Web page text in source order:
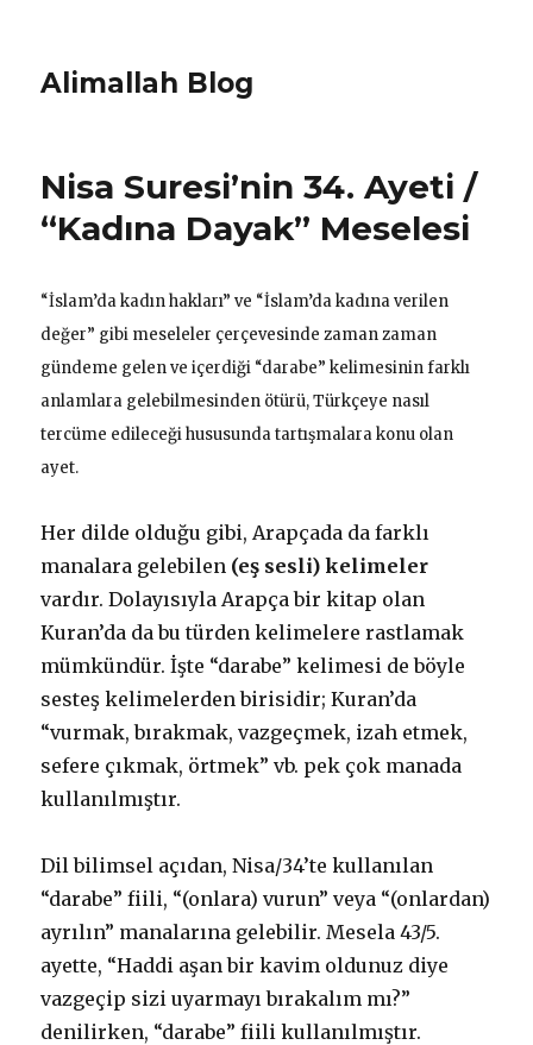
Alimallah Blog
Nisa Suresi’nin 34. Ayeti /
“Kadına Dayak” Meselesi
“İslam’da kadın hakları” ve “İslam’da kadına verilen
değer” gibi meseleler çerçevesinde zaman zaman
gündeme gelen ve içerdiği “darabe” kelimesinin farklı
anlamlara gelebilmesinden ötürü, Türkçeye nasıl
tercüme edileceği hususunda tartışmalara konu olan
ayet.
Her dilde olduğu gibi, Arapçada da farklı
manalara gelebilen (eş sesli) kelimeler
vardır. Dolayısıyla Arapça bir kitap olan
Kuran’da da bu türden kelimelere rastlamak
mümkündür. İşte “darabe” kelimesi de böyle
sesteş kelimelerden birisidir; Kuran’da
“vurmak, bırakmak, vazgeçmek, izah etmek,
sefere çıkmak, örtmek” vb. pek çok manada
kullanılmıştır.
Dil bilimsel açıdan, Nisa/34’te kullanılan
“darabe” fiili, “(onlara) vurun” veya “(onlardan)
ayrılın” manalarına gelebilir. Mesela 43/5.
ayette, “Haddi aşan bir kavim oldunuz diye
vazgeçip sizi uyarmayı bırakalım mı?”
denilirken, “darabe” fiili kullanılmıştır.